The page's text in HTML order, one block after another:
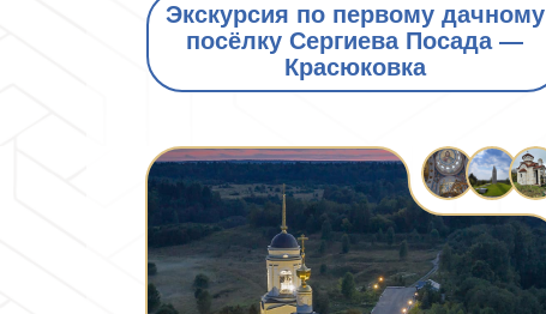
Экскурсия по первому дачному
посёлку Сергиева Посада —
Красюковка